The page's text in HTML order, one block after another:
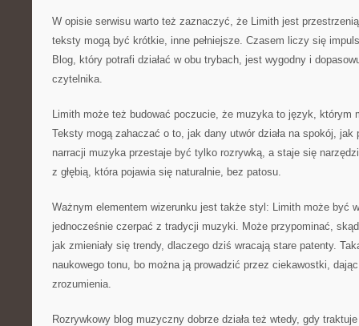
W opisie serwisu warto też zaznaczyć, że Limith jest
teksty mogą być krótkie, inne pełniejsze. Czasem liczy się
Blog, który potrafi działać w obu trybach, jest wygodny i
czytelnika.
Limith może też budować poczucie, że muzyka to język, którym
Teksty mogą zahaczać o to, jak dany utwór działa na spokój, jak
narracji muzyka przestaje być tylko rozrywką, a staje się
z głębią, która pojawia się naturalnie, bez patosu.
Ważnym elementem wizerunku jest także styl: Limith może być
jednocześnie czerpać z tradycji muzyki. Może przypominać,
jak zmieniały się trendy, dlaczego dziś wracają stare patenty.
naukowego tonu, bo można ją prowadzić przez ciekawostki,
zrozumienia.
Rozrywkowy blog muzyczny dobrze działa też wtedy, gdy